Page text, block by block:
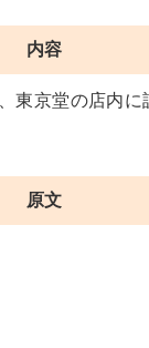
内容
東京堂の店内
原文